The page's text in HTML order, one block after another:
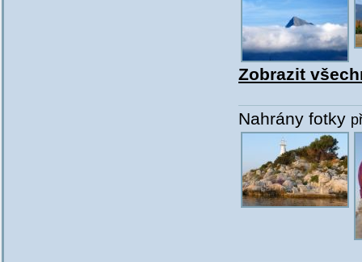
Zobrazit
Nahrány fotky